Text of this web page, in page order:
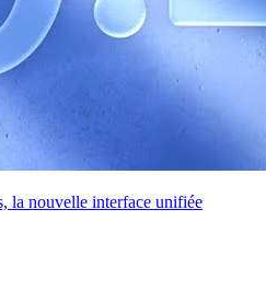
la nouvelle interface unifiée